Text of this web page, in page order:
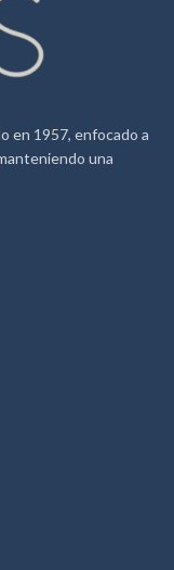
en 1957, enfocado a
una